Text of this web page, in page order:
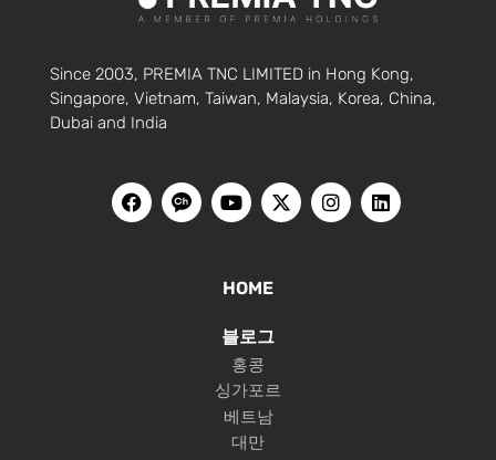
Since 2003, PREMIA TNC LIMITED in Hong Kong,
Singapore, Vietnam, Taiwan, Malaysia, Korea, China,
Dubai and India
HOME
블로그
홍콩
싱가포르
베트남
대만